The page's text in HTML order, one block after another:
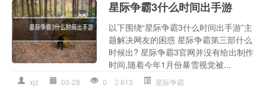
星际争霸3什么时间出手游
以下围绕“星际争霸3什么时间出手游”主
题解决网友的困惑 星际争霸第三部什么
时候出? 星际争霸3官网并没有给出制作
时间,随着今年1月份暴雪视觉被...
xjz 03-28 0 613 星际争霸